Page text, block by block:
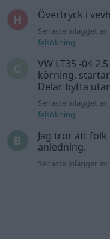
Övertryck i
Senaste inlägget av
felsökning
VW LT35 -04
körning,
Delar bytta
Senaste inlägget av
felsökning
Jag tror att
anledning.
Senaste inlägget av